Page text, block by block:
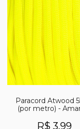
Paracord Atwood
(por metro) -
R$ 3,99